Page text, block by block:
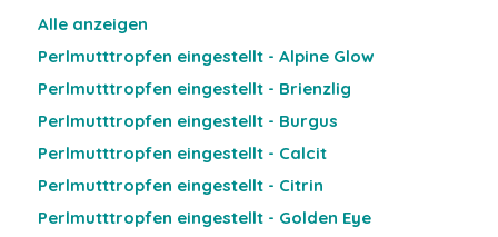
Alle anzeigen
Perlmutttropfen eingestellt - Alpine Glow
Perlmutttropfen eingestellt - Brienzlig
Perlmutttropfen eingestellt - Burgus
Perlmutttropfen eingestellt - Calcit
Perlmutttropfen eingestellt - Citrin
Perlmutttropfen eingestellt - Golden Eye